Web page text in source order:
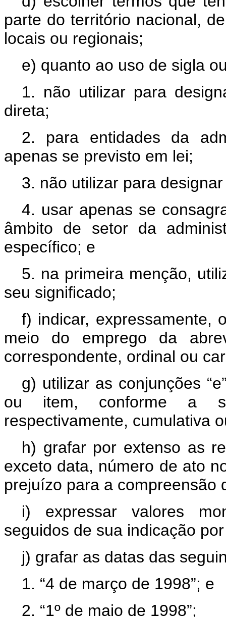
parte do território nacional,
locais ou regionais;
e) quanto ao uso de sigla
1. não utilizar para
direta;
2. para entidades da
apenas se previsto em lei;
3. não utilizar para
4. usar apenas se
âmbito de setor da
específico; e
5. na primeira menção,
seu significado;
f) indicar, expressamente,
meio do emprego da
correspondente, ordinal ou
g) utilizar as conjunções
ou item, conforme a
respectivamente, cumulativa
h) grafar por extenso as
exceto data, número de ato
prejuízo para a compreensão
i) expressar valores
seguidos de sua indicação
j) grafar as datas das
1. “4 de março de 1998”; e
2. “1º de maio de 1998”;